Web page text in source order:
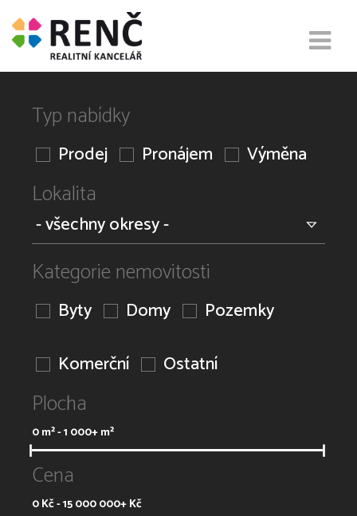
Typ nabídky
Prodej Pronájem Výměna
Lokalita
Kategorie nemovitosti
Byty Domy
Pozemky
Komerční
Ostatní
Plocha
0m² -1 000+m²
Cena
0Kč -15 000 000+Kč